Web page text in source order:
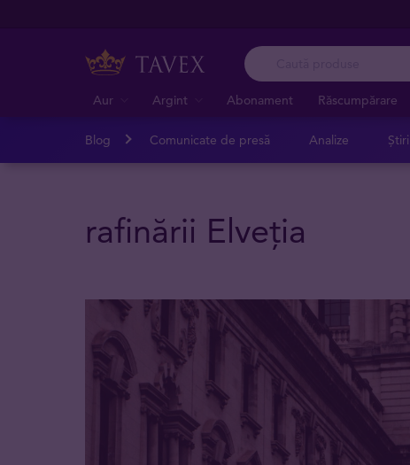
Aur Argint Abonament Răscumpărare
Blog Comunicate de presă Analize Știri
rafinării Elveția